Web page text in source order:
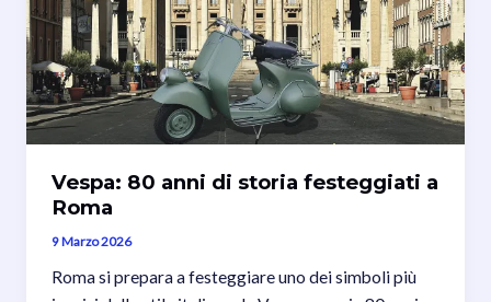
Vespa: 80 anni di storia festeggiati a
Roma
9 Marzo 2026
Roma si prepara a festeggiare uno dei simboli più